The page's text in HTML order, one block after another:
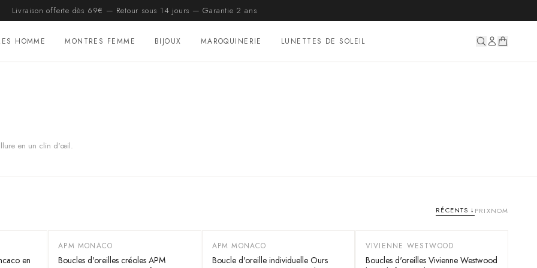
Livraison offerte dès 69€ — Retour sous 14 jours — Garantie 2 ans
HOMME MONTRES FEMME BIJOUX MAROQUINERIE LUNETTES DE SOLEIL
en un clin d'œil.
RÉCENTS ↓ PRIXNOM
en
-30%
APM MONACO
Boucles d'oreilles créoles APM
-30%
APM MONACO
Boucle d'oreille individuelle Ours
-35%
VIVIENNE WESTWOOD
Boucles d'oreilles Vivienne Westwood